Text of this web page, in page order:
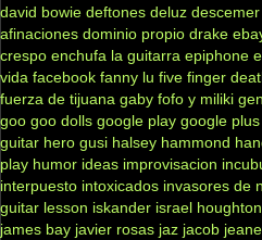
david bowie deftones deluz
afinaciones dominio propio drake
crespo enchufa la guitarra epiphone
vida facebook fanny lu five finger
fuerza de tijuana gaby fofo y miliki
goo goo dolls google play google plus
guitar hero gusi halsey hammond
play humor ideas improvisacion
interpuesto intoxicados invasores de
guitar lesson iskander israel houghton
james bay javier rosas jaz jacob